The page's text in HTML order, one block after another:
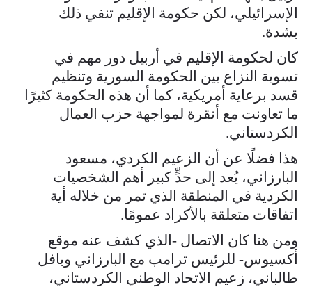
الإسرائيلي، لكن حكومة الإقليم تنفي ذلك
بشدة.
كان لحكومة الإقليم في أربيل دور مهم في
تسوية النزاع بين الحكومة السورية وتنظيم
قسد برعاية أمريكية، كما أن هذه الحكومة كثيرًا
ما تعاونت مع أنقرة لمواجهة حزب العمال
الكردستاني.
هذا فضلًا عن أن الزعيم الكردي، مسعود
البارزاني، يُعد إلى حدٍّ كبير أهم الشخصيات
الكردية في المنطقة الذي تمر من خلاله أية
اتفاقات متعلقة بالأكراد عمومًا.
ومن هنا كان الاتصال -الذي كشف عنه موقع
أكسيوس- للرئيس ترامب مع البارزاني وبافل
طالباني، زعيم الاتحاد الوطني الكردستاني،